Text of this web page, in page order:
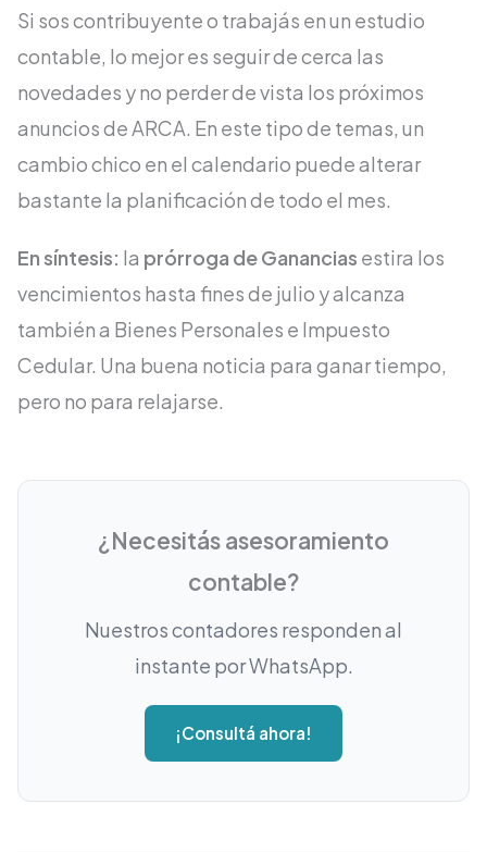
Si sos contribuyente o trabajás en un estudio
contable, lo mejor es seguir de cerca las
novedades y no perder de vista los próximos
anuncios de ARCA. En este tipo de temas, un
cambio chico en el calendario puede alterar
bastante la planificación de todo el mes.
En síntesis: la prórroga de Ganancias estira los
vencimientos hasta fines de julio y alcanza
también a Bienes Personales e Impuesto
Cedular. Una buena noticia para ganar tiempo,
pero no para relajarse.
¿Necesitás asesoramiento
contable?
Nuestros contadores responden al
instante por WhatsApp.
¡Consultá ahora!